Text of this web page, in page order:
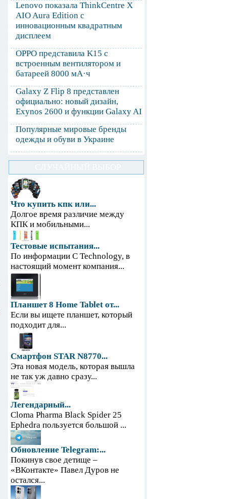
Lenovo показала ThinkCentre X
AIO Aura Edition с
инновационным квадратным
дисплеем
OPPO представила K15 с
встроенным вентилятором и
батареей 8000 мА·ч
Galaxy Z Flip 8 представлен
официально: новый дизайн,
Exynos 2600 и функции Galaxy AI
Популярные мировые бренды
одежды и обуви в Украине
Что купить кпк или...
Долгое время различие между
КПК и мобильными...
Тестовые испытания...
По информации С Technology, в
настоящий момент компания...
Планшет 8 Home Tablet от...
Если вы ищете планшет, который
подходит для...
Смартфон STAR N8770...
Эта новая модель, которая вышла
не так уж давно сразу...
Легендарный...
Cloma Pharma Black Spider 25
Ephedra пользуется большой ...
Обновление Telegram:...
Покинув свое детище –
«ВКонтакте» Павел Дуров не
остался...